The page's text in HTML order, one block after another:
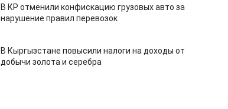
В КР отменили конфискацию грузовых авто за
нарушение правил перевозок
В Кыргызстане повысили налоги на доходы от
добычи золота и серебра